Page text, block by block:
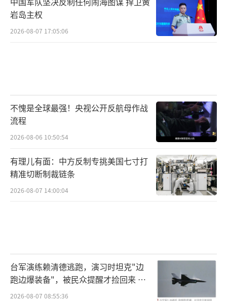
岩岛主权
2026-08-07 17:05:06
不愧是全球最强！央视公开反航母作战
流程
2026-08-06 10:50:54
有理儿有面：中方反制专挑美国七寸打
精准切断制裁链条
2026-08-07 14:00:04
台军演练赖清德逃跑，演习时坦克"边
跑边爆装备"，被民众提醒才捡回来 演
习状况频出引发关注
2026-08-07 08:55:36